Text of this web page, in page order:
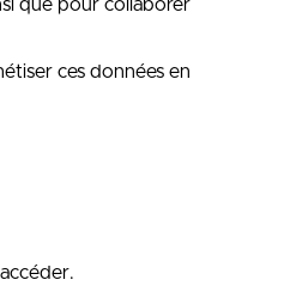
que pour collaborer
ces données en